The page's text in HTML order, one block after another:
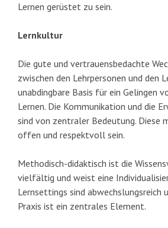
Lernen gerüstet zu sein.
Lernkultur
Die gute und vertrauensbedachte
zwischen den Lehrpersonen und den
unabdingbare Basis für ein Gelingen
Lernen. Die Kommunikation und die
sind von zentraler Bedeutung. Diese
offen und respektvoll sein.
Methodisch-didaktisch ist die
vielfältig und weist eine
Lernsettings sind abwechslungsreich
Praxis ist ein zentrales Element.